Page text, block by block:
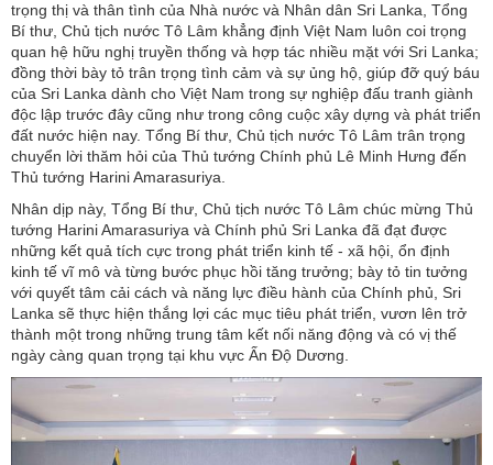
trọng thị và thân tình của Nhà nước và Nhân dân Sri Lanka, Tổng
Bí thư, Chủ tịch nước Tô Lâm khẳng định Việt Nam luôn coi trọng
quan hệ hữu nghị truyền thống và hợp tác nhiều mặt với Sri Lanka;
đồng thời bày tỏ trân trọng tình cảm và sự ủng hộ, giúp đỡ quý báu
của Sri Lanka dành cho Việt Nam trong sự nghiệp đấu tranh giành
độc lập trước đây cũng như trong công cuộc xây dựng và phát triển
đất nước hiện nay. Tổng Bí thư, Chủ tịch nước Tô Lâm trân trọng
chuyển lời thăm hỏi của Thủ tướng Chính phủ Lê Minh Hưng đến
Thủ tướng Harini Amarasuriya.
Nhân dịp này, Tổng Bí thư, Chủ tịch nước Tô Lâm chúc mừng Thủ
tướng Harini Amarasuriya và Chính phủ Sri Lanka đã đạt được
những kết quả tích cực trong phát triển kinh tế - xã hội, ổn định
kinh tế vĩ mô và từng bước phục hồi tăng trưởng; bày tỏ tin tưởng
với quyết tâm cải cách và năng lực điều hành của Chính phủ, Sri
Lanka sẽ thực hiện thắng lợi các mục tiêu phát triển, vươn lên trở
thành một trong những trung tâm kết nối năng động và có vị thế
ngày càng quan trọng tại khu vực Ấn Độ Dương.